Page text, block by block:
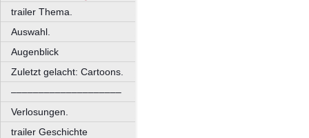
trailer Thema.
Auswahl.
Augenblick
Zuletzt gelacht: Cartoons.
––––––––––––––––––––
Verlosungen.
trailer Geschichte